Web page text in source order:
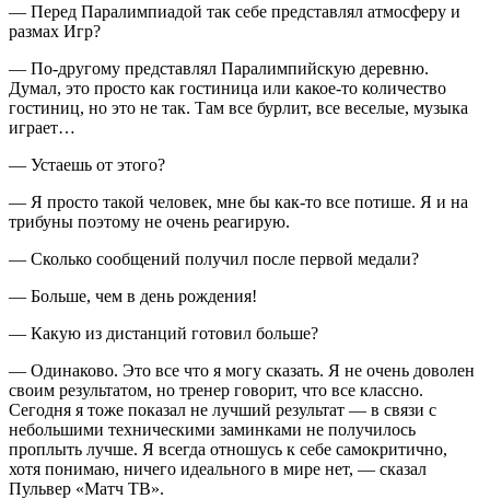
— Перед Паралимпиадой так себе представлял атмосферу и
размах Игр?
— По‑другому представлял Паралимпийскую деревню.
Думал, это просто как гостиница или какое‑то количество
гостиниц, но это не так. Там все бурлит, все веселые, музыка
играет…
— Устаешь от этого?
— Я просто такой человек, мне бы как‑то все потише. Я и на
трибуны поэтому не очень реагирую.
— Сколько сообщений получил после первой медали?
— Больше, чем в день рождения!
— Какую из дистанций готовил больше?
— Одинаково. Это все что я могу сказать. Я не очень доволен
своим результатом, но тренер говорит, что все классно.
Сегодня я тоже показал не лучший результат — в связи с
небольшими техническими заминками не получилось
проплыть лучше. Я всегда отношусь к себе самокритично,
хотя понимаю, ничего идеального в мире нет, — сказал
Пульвер «Матч ТВ».